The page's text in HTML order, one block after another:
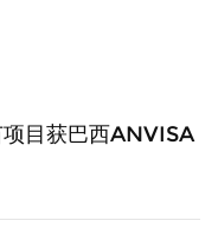
目获巴西ANVISA